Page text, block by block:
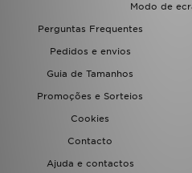
Modo de
Perguntas Frequentes
Pedidos e envios
Guia de Tamanhos
Promoções e Sorteios
Cookies
Contacto
Ajuda e contactos